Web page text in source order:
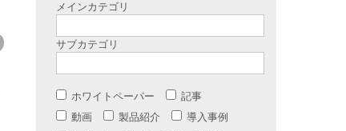
メインカテゴリ
サブカテゴリ
ホワイトペーパー
記事
動画
製品紹介
導入事例